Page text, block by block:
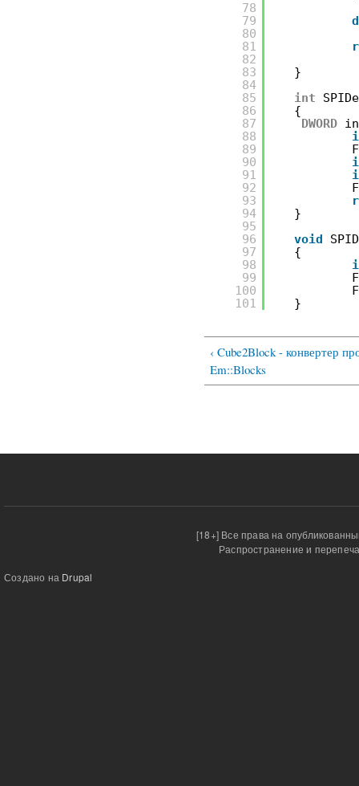
78
79
80
81
82
83
84
85
86
87
88
89
90
91
92
93
94
95
96
97
98
99
100
101
}
int
{
DWORD
}
void
{
}
‹ Cube2Block - конвертер
Em::Blocks
[18+] Все права на
Распространение и
Создано на Drupal